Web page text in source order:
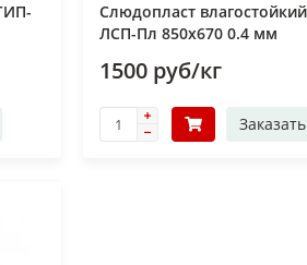
Слюдопласт
ЛСП-Пл 850x670 0.4 мм
1500 руб/кг
Заказать